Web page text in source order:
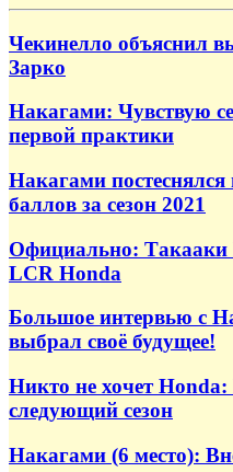
Чекинелло объяснил
Зарко
Накагами: Чувствую
первой практики
Накагами постеснялся
баллов за сезон 2021
Официально: Такааки
LCR Honda
Большое интервью с
выбрал своё будущее!
Никто не хочет
следующий сезон
Накагами (6 место):